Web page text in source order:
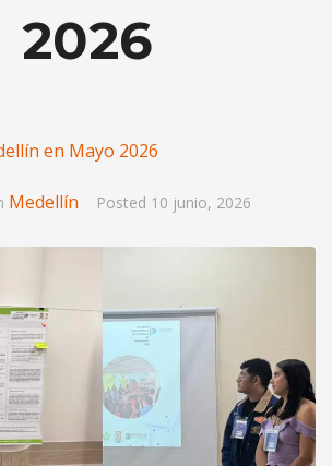
2026
en Mayo 2026
Medellín Posted 10 junio, 2026